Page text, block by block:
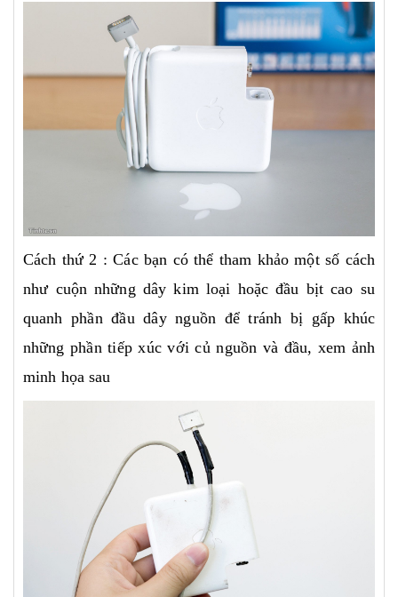
Cách thứ 2 : Các bạn có thể tham khảo một số cách
như cuộn những dây kim loại hoặc đầu bịt cao su
quanh phần đầu dây nguồn để tránh bị gấp khúc
những phần tiếp xúc với củ nguồn và đầu, xem ảnh
minh họa sau